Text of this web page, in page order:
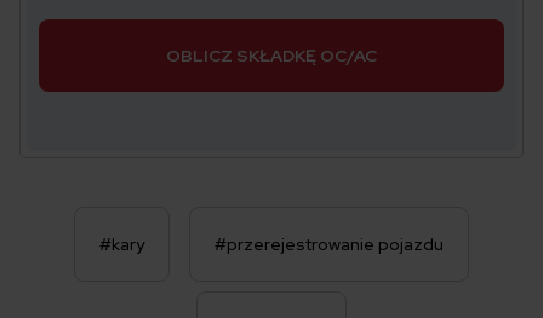
OBLICZ SKŁADKĘ OC/AC
#kary #przerejestrowanie pojazdu